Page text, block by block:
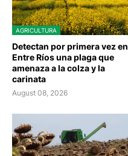
AGRICULTURA
Detectan por primera vez en
Entre Ríos una plaga que
amenaza a la colza y la
carinata
August 08, 2026